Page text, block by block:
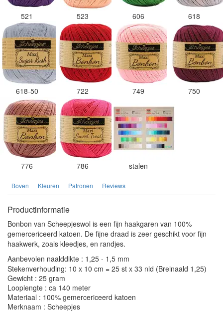
521 523 606 618
618-50 722 749 750
776 786 stalen
Boven Kleuren Patronen Reviews
Productinformatie
Bonbon van Scheepjeswol is een fijn haakgaren van 100%
gemercericeerd katoen. De fijne draad is zeer geschikt voor fijn
haakwerk, zoals kleedjes, en randjes.
Aanbevolen naalddikte : 1,25 - 1,5 mm
Stekenverhouding: 10 x 10 cm = 25 st x 33 nld (Breinaald 1,25)
Gewicht : 25 gram
Looplengte : ca 140 meter
Materiaal : 100% gemercericeerd katoen
Merknaam : Scheepjes